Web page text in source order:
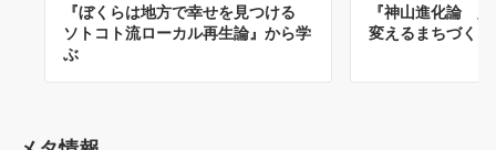
『ぼくらは地方で幸せを見つける
ソトコト流ローカル再生論』から学
ぶ
『神山進化論
変えるまちづく